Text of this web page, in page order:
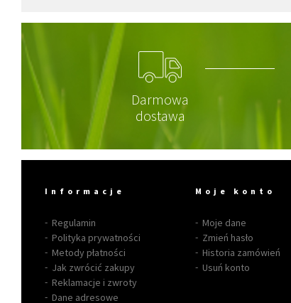
Darmowa
dostawa
Informacje
Regulamin
Polityka prywatności
Metody płatności
Jak zwrócić zakupy
Reklamacje i zwroty
Dane adresowe
Moje konto
Moje dane
Zmień hasło
Historia zamówień
Usuń konto